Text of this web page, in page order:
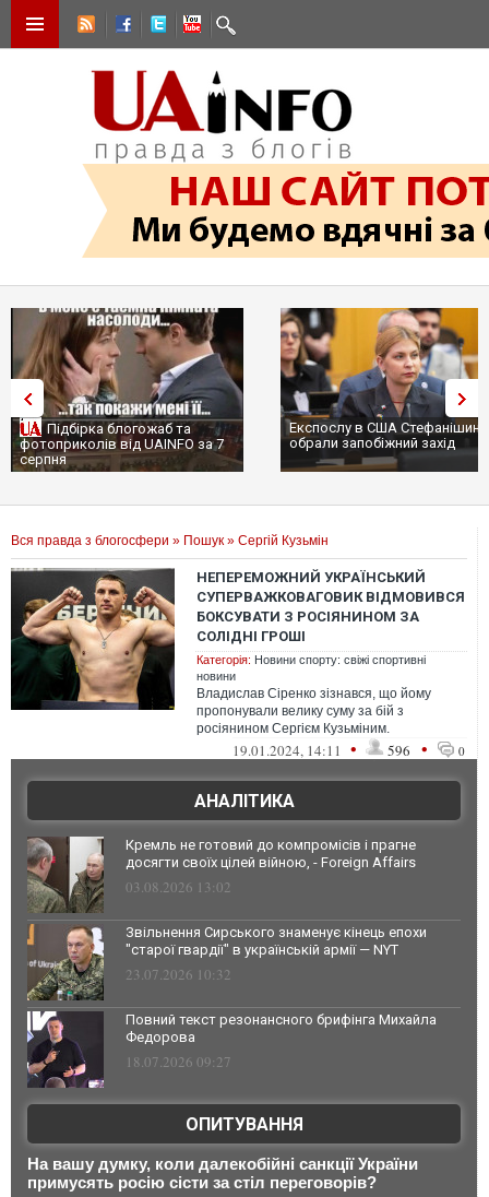
Підбірка блогожаб та
фотоприколів від UAINFO за 7
серпня
Експослу в США
обрали запобіжний захід
Вся правда з блогосфери » Пошук » Сергій Кузьмін
НЕПЕРЕМОЖНИЙ УКРАЇНСЬКИЙ
СУПЕРВАЖКОВАГОВИК ВІДМОВИВСЯ
БОКСУВАТИ З РОСІЯНИНОМ ЗА
СОЛІДНІ ГРОШІ
Категорія: Новини спорту: свіжі спортивні
новини
Владислав Сіренко зізнався, що йому
пропонували велику суму за бій з
росіянином Сергієм Кузьміним.
19.01.2024, 14:11 • 596 • 0
АНАЛІТИКА
Кремль не готовий до компромісів і прагне
досягти своїх цілей війною, - Foreign Affairs
03.08.2026 13:02
Звільнення Сирського знаменує кінець епохи
"старої гвардії" в українській армії — NYT
23.07.2026 10:32
Повний текст резонансного брифінга Михайла
Федорова
18.07.2026 09:27
ОПИТУВАННЯ
На вашу думку, коли далекобійні санкції України
примусять росію сісти за стіл переговорів?